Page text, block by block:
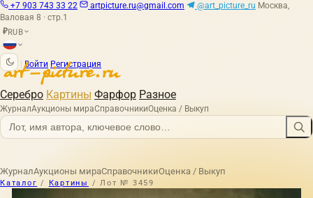
+7 903 743 33 22 artpicture.ru@gmail.com @art_picture_ru Москва,
Валовая 8 · стр.1
₽RUB
Войти Регистрация
Серебро Картины Фарфор Разное
ЖурналАукционы мираСправочникиОценка / Выкуп
ЖурналАукционы мираСправочникиОценка / Выкуп
Каталог / Картины / Лот № 3459